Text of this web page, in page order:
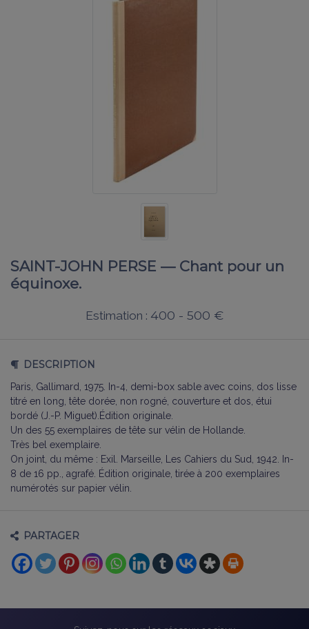
SAINT-JOHN PERSE — Chant pour un
équinoxe.
Estimation : 400 - 500 €
DESCRIPTION
Paris, Gallimard, 1975. In-4, demi-box sable avec coins, dos lisse
titré en long, tête dorée, non rogné, couverture et dos, étui
bordé (J.-P. Miguet).Édition originale.
Un des 55 exemplaires de tête sur vélin de Hollande.
Très bel exemplaire.
On joint, du même : Exil. Marseille, Les Cahiers du Sud, 1942. In-
8 de 16 pp., agrafé. Édition originale, tirée à 200 exemplaires
numérotés sur papier vélin.
PARTAGER